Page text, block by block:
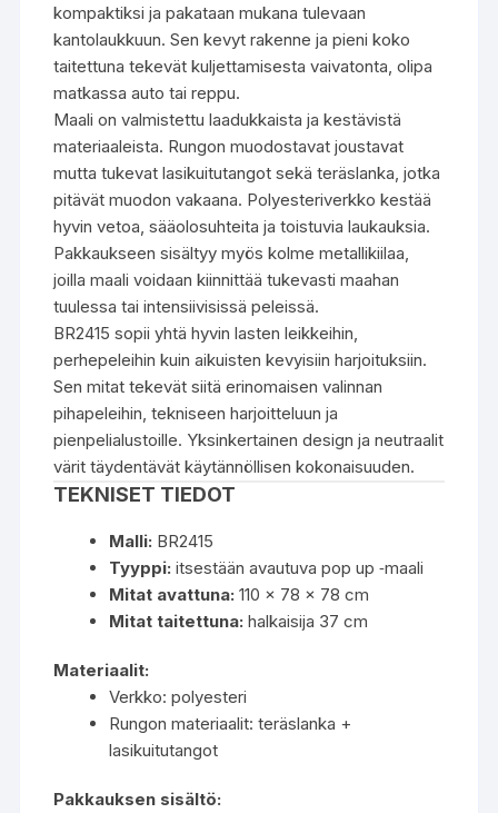
kompaktiksi ja pakataan mukana tulevaan
kantolaukkuun. Sen kevyt rakenne ja pieni koko
taitettuna tekevät kuljettamisesta vaivatonta, olipa
matkassa auto tai reppu.
Maali on valmistettu laadukkaista ja kestävistä
materiaaleista. Rungon muodostavat joustavat
mutta tukevat lasikuitutangot sekä teräslanka, jotka
pitävät muodon vakaana. Polyesteriverkko kestää
hyvin vetoa, sääolosuhteita ja toistuvia laukauksia.
Pakkaukseen sisältyy myös kolme metallikiilaa,
joilla maali voidaan kiinnittää tukevasti maahan
tuulessa tai intensiivisissä peleissä.
BR2415 sopii yhtä hyvin lasten leikkeihin,
perhepeleihin kuin aikuisten kevyisiin harjoituksiin.
Sen mitat tekevät siitä erinomaisen valinnan
pihapeleihin, tekniseen harjoitteluun ja
pienpelialustoille. Yksinkertainen design ja neutraalit
värit täydentävät käytännöllisen kokonaisuuden.
TEKNISET TIEDOT
Malli: BR2415
Tyyppi: itsestään avautuva pop up ‑maali
Mitat avattuna: 110 × 78 × 78 cm
Mitat taitettuna: halkaisija 37 cm
Materiaalit:
Verkko: polyesteri
Rungon materiaalit: teräslanka +
lasikuitutangot
Pakkauksen sisältö: